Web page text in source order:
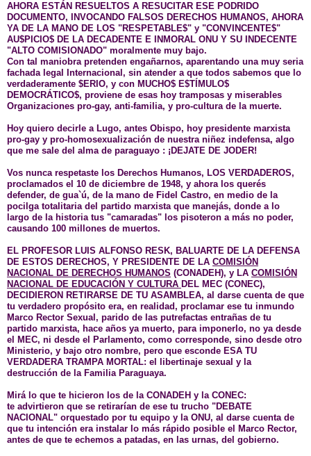
AHORA ESTÁN RESUELTOS A RESUCITAR ESE PODRIDO
DOCUMENTO, INVOCANDO FALSOS DERECHOS HUMANOS, AHORA
YA DE LA MANO DE LOS "RESPETABLE$" y "CONVINCENTE$"
AU$PICIO$ DE LA DECADENTE E INMORAL ONU Y SU INDECENTE
"ALTO COMISIONADO" moralmente muy bajo.
Con tal maniobra pretenden engañarnos, aparentando una muy seria
fachada legal Internacional, sin atender a que todos sabemos que lo
verdaderamente $ERIO, y con MUCHO$ E$TÍMULO$
DEMOCRÁTICO$, proviene de esas hoy tramposas y miserables
Organizaciones pro-gay, anti-familia, y pro-cultura de la muerte.
Hoy quiero decirle a Lugo, antes Obispo, hoy presidente marxista
pro-gay y pro-homosexualización de nuestra niñez indefensa, algo
que me sale del alma de paraguayo : ¡DEJATE DE JODER!
Vos nunca respetaste los Derechos Humanos, LOS VERDADEROS,
proclamados el 10 de diciembre de 1948, y ahora los querés
defender, de gua`ú, de la mano de Fidel Castro, en medio de la
pocilga totalitaria del partido marxista que manejás, donde a lo
largo de la historia tus "camaradas" los pisoteron a más no poder,
causando 100 millones de muertos.
EL PROFESOR LUIS ALFONSO RESK, BALUARTE DE LA DEFENSA
DE ESTOS DERECHOS, Y PRESIDENTE DE LA COMISIÓN
NACIONAL DE DERECHOS HUMANOS (CONADEH), y LA COMISIÓN
NACIONAL DE EDUCACIÓN Y CULTURA DEL MEC (CONEC),
DECIDIERON RETIRARSE DE TU ASAMBLEA, al darse cuenta de que
tu verdadero propósito era, en realidad, proclamar ese tu inmundo
Marco Rector Sexual, parido de las putrefactas entrañas de tu
partido marxista, hace años ya muerto, para imponerlo, no ya desde
el MEC, ni desde el Parlamento, como corresponde, sino desde otro
Ministerio, y bajo otro nombre, pero que esconde ESA TU
VERDADERA TRAMPA MORTAL: el libertinaje sexual y la
destrucción de la Familia Paraguaya.
Mirá lo que te hicieron los de la CONADEH y la CONEC:
te advirtieron que se retirarían de ese tu trucho "DEBATE
NACIONAL" orquestado por tu equipo y la ONU, al darse cuenta de
que tu intención era instalar lo más rápido posible el Marco Rector,
antes de que te echemos a patadas, en las urnas, del gobierno.